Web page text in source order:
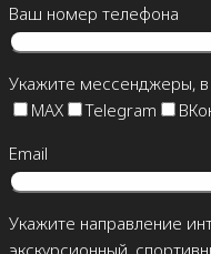
Ваш номер телефона
Укажите мессенджеры, в
MAX
Telegram
Email
Укажите направление